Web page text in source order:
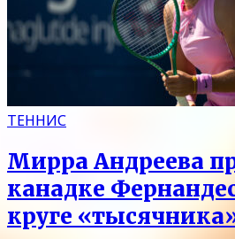
ТЕННИС
Мирра Андреева
канадке
круге